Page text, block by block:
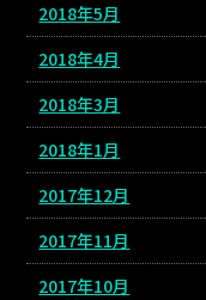
2018年5月
2018年4月
2018年3月
2018年1月
2017年12月
2017年11月
2017年10月